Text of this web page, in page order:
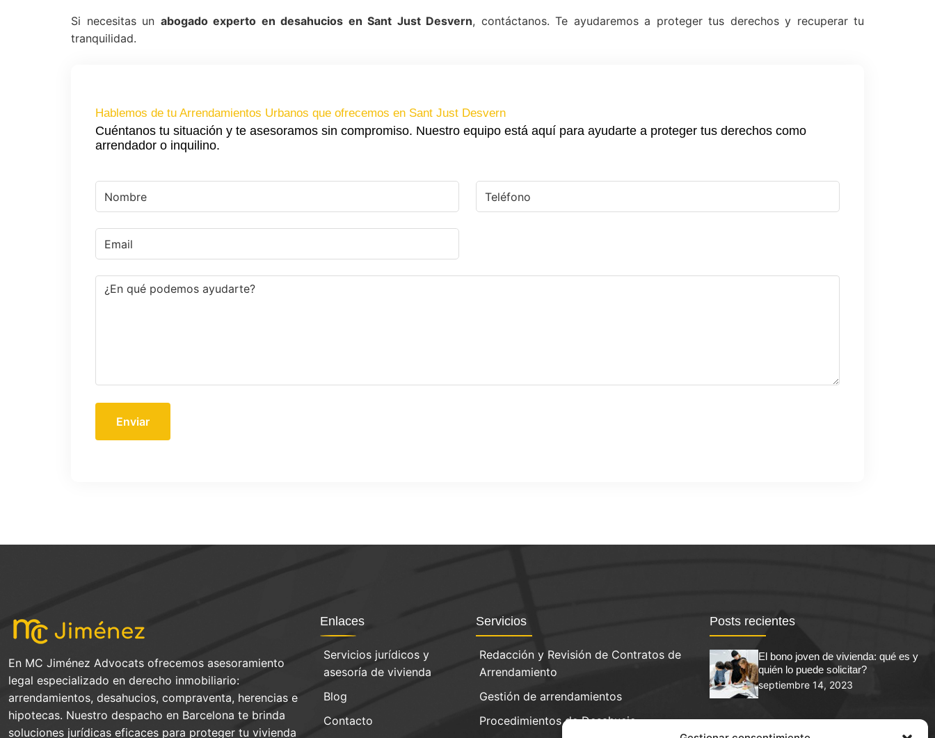
Si necesitas un abogado experto en desahucios en Sant Just Desvern, contáctanos. Te ayudaremos a proteger tus derechos y recuperar tu
tranquilidad.
Hablemos de tu Arrendamientos Urbanos que ofrecemos en Sant Just Desvern
Cuéntanos tu situación y te asesoramos sin compromiso. Nuestro equipo está aquí para ayudarte a proteger tus derechos como
arrendador o inquilino.
Enviar
En MC Jiménez Advocats ofrecemos asesoramiento
legal especializado en derecho inmobiliario:
arrendamientos, desahucios, compraventa, herencias e
hipotecas. Nuestro despacho en Barcelona te brinda
soluciones jurídicas eficaces para proteger tu vivienda
Enlaces
Servicios jurídicos y
asesoría de vivienda
Blog
Contacto
Servicios
Redacción y Revisión de Contratos de
Arrendamiento
Gestión de arrendamientos
Procedimientos de Desahucio
Posts recientes
El bono joven de vivienda: qué es y
quién lo puede solicitar?
septiembre 14, 2023
Abogado de contratos de arrendamiento